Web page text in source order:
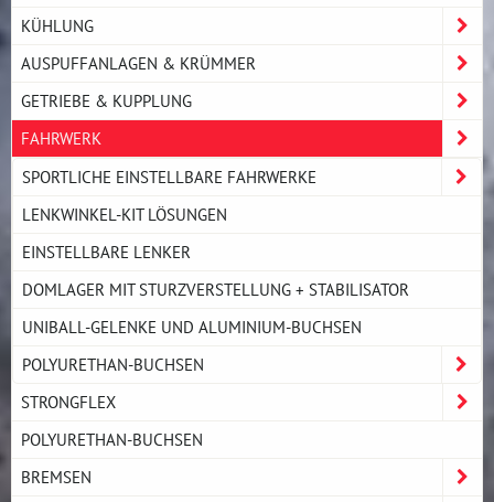
KÜHLUNG
AUSPUFFANLAGEN & KRÜMMER
GETRIEBE & KUPPLUNG
FAHRWERK
SPORTLICHE EINSTELLBARE FAHRWERKE
LENKWINKEL-KIT LÖSUNGEN
EINSTELLBARE LENKER
DOMLAGER MIT STURZVERSTELLUNG + STABILISATOR
UNIBALL-GELENKE UND ALUMINIUM-BUCHSEN
POLYURETHAN-BUCHSEN
STRONGFLEX
POLYURETHAN-BUCHSEN
BREMSEN